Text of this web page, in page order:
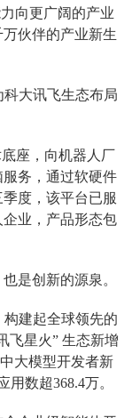
向更广阔的产业
伙伴的产业新生
大讯飞生态布局
座，向机器人厂
务，通过软硬件
度，该平台已服
企业，产品形态包
是创新的源泉。
建起全球领先的
飞星火” 生态新增
大模型开发者新
数超368.4万。